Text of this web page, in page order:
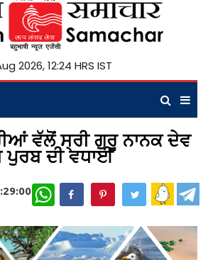
2026, 12:24 HRS IST
ਵੱਲੋਂ ਸ੍ਰੀ ਗੁਰੂ ਨਾਨਕ ਦੇਵ
ਪੁਰਬ ਦੀ ਵਧਾਈ
WhatsApp